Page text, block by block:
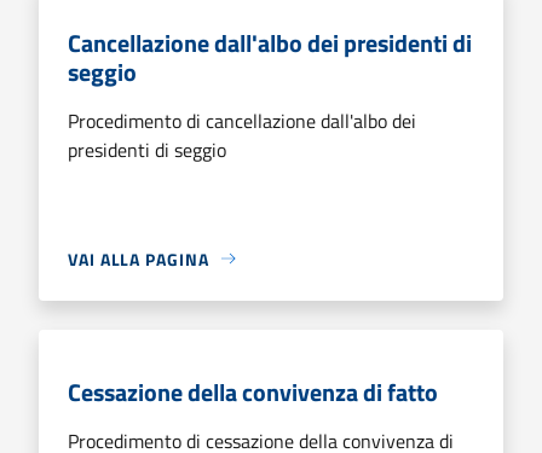
Cancellazione dall'albo dei presidenti di
seggio
Procedimento di cancellazione dall'albo dei
presidenti di seggio
VAI ALLA PAGINA
Cessazione della convivenza di fatto
Procedimento di cessazione della convivenza di